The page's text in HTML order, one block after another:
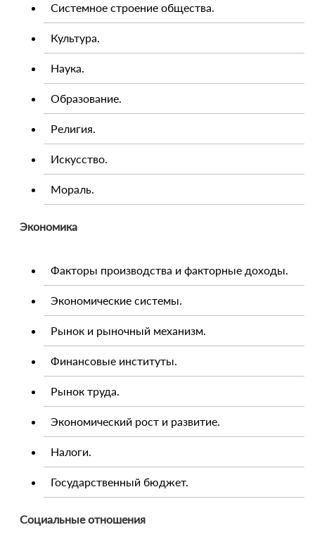
Системное строение общества.
Культура.
Наука.
Образование.
Религия.
Искусство.
Мораль.
Экономика
Факторы производства и факторные доходы.
Экономические системы.
Рынок и рыночный механизм.
Финансовые институты.
Рынок труда.
Экономический рост и развитие.
Налоги.
Государственный бюджет.
Социальные отношения